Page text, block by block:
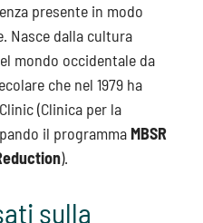
presente in modo
Nasce dalla cultura
mondo occidentale da
che nel 1979 ha
(Clinica per la
il programma MBSR
).
sulla